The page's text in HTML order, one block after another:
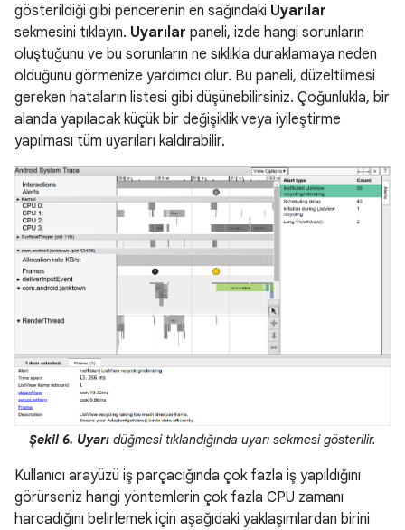
gösterildiği gibi pencerenin en sağındaki Uyarılar
sekmesini tıklayın. Uyarılar paneli, izde hangi sorunların
oluştuğunu ve bu sorunların ne sıklıkla duraklamaya neden
olduğunu görmenize yardımcı olur. Bu paneli, düzeltilmesi
gereken hataların listesi gibi düşünebilirsiniz. Çoğunlukla, bir
alanda yapılacak küçük bir değişiklik veya iyileştirme
yapılması tüm uyarıları kaldırabilir.
Şekil 6. Uyarı düğmesi tıklandığında uyarı sekmesi gösterilir.
Kullanıcı arayüzü iş parçacığında çok fazla iş yapıldığını
görürseniz hangi yöntemlerin çok fazla CPU zamanı
harcadığını belirlemek için aşağıdaki yaklaşımlardan birini